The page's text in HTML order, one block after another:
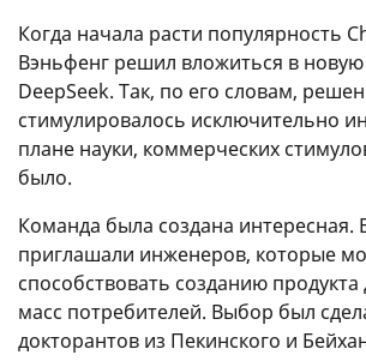
Когда начала расти популярность
Вэньфенг решил вложиться в
DeepSeek. Так, по его словам,
стимулировалось исключительно
плане науки, коммерческих
было.
Команда была создана интересная.
приглашали инженеров, которые
способствовать созданию
масс потребителей. Выбор был
докторантов из Пекинского и